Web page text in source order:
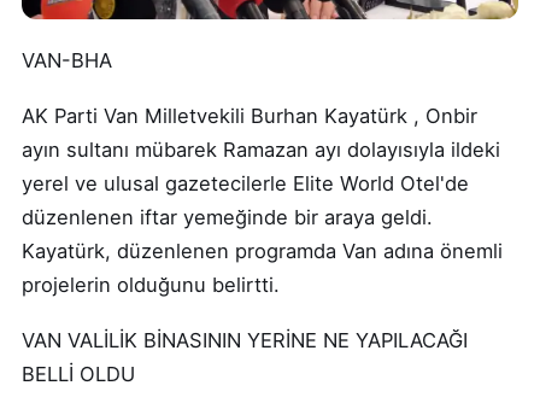
VAN-BHA
AK Parti Van Milletvekili Burhan Kayatürk , Onbir
ayın sultanı mübarek Ramazan ayı dolayısıyla ildeki
yerel ve ulusal gazetecilerle Elite World Otel'de
düzenlenen iftar yemeğinde bir araya geldi.
Kayatürk, düzenlenen programda Van adına önemli
projelerin olduğunu belirtti.
VAN VALİLİK BİNASININ YERİNE NE YAPILACAĞI
BELLİ OLDU